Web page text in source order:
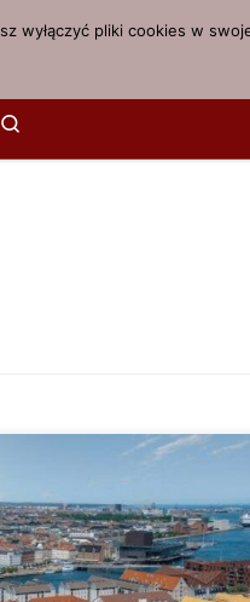
zażywanie konopi indyjskich
stanu psychicznego. Jest to jedno
które utrzymuje się do
wyeliminowania z umysłów
wyłączyć pliki cookies w